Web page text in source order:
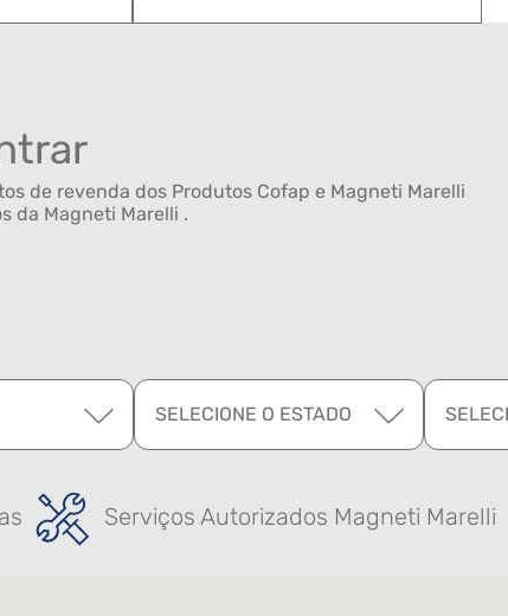
de revenda dos Produtos Cofap e Magneti Marelli
da Magneti Marelli .
SELECIONE O ESTADO
Serviços Autorizados Magneti Marelli